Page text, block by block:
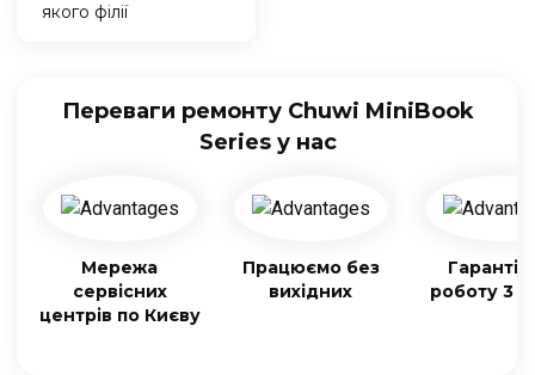
якого філії
Переваги ремонту Chuwi MiniBook
Series у нас
Мережа
сервісних
центрів по Києву
Працюємо без
вихідних
Гарантія
роботу 3